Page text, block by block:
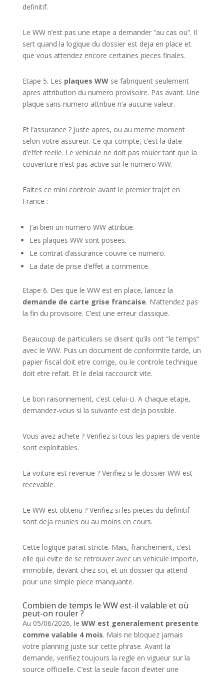
definitif.
Le WW n’est pas une etape a demander “au cas ou”. Il
sert quand la logique du dossier est deja en place et
que vous attendez encore certaines pieces finales.
Etape 5. Les plaques WWse fabriquent seulement
apres attribution du numero provisoire. Pas avant. Une
plaque sans numero attribue n’a aucune valeur.
Et l’assurance ? Juste apres, ou au meme moment
selon votre assureur. Ce qui compte, c’est la date
d’effet reelle. Le vehicule ne doit pas rouler tant que la
couverture n’est pas active sur le numero WW.
Faites ce mini controle avant le premier trajet en
France :
J’ai bien un numero WW attribue.
Les plaques WW sont posees.
Le contrat d’assurance couvre ce numero.
La date de prise d’effet a commence.
Etape 6. Des que le WW est en place, lancez la
demande de carte grise francaise. N’attendez pas
la fin du provisoire. C’est une erreur classique.
Beaucoup de particuliers se disent qu’ils ont “le temps”
avec le WW. Puis un document de conformite tarde, un
papier fiscal doit etre corrige, ou le controle technique
doit etre refait. Et le delai raccourcit vite.
Le bon raisonnement, c’est celui-ci. A chaque etape,
demandez-vous si la suivante est deja possible.
Vous avez achete ? Verifiez si tous les papiers de vente
sont exploitables.
La voiture est revenue ? Verifiez si le dossier WW est
recevable.
Le WW est obtenu ? Verifiez si les pieces du definitif
sont deja reunies ou au moins en cours.
Cette logique parait stricte. Mais, franchement, c’est
elle qui evite de se retrouver avec un vehicule importe,
immobile, devant chez soi, et un dossier qui attend
pour une simple piece manquante.
Combien de temps le WW est-il valable et où
peut-on rouler ?
Au 05/06/2026, le WW est generalement presente
comme valable 4 mois. Mais ne bloquez jamais
votre planning juste sur cette phrase. Avant la
demande, verifiez toujours la regle en vigueur sur la
source officielle. C’est la seule facon d’eviter une